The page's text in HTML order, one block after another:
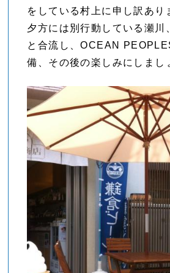
をしている村上に申し訳あり
夕方には別行動している瀬川
と合流し、OCEAN
備、その後の楽しみにしまし